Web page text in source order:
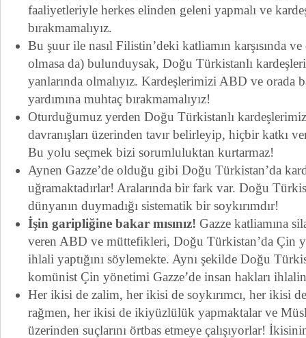
faaliyetleriyle herkes elinden geleni yapmalı ve
bırakmamalıyız.
Bu şuur ile nasıl Filistin’deki katliamın karşısında
olmasa da) bulunduysak, Doğu Türkistanlı
yanlarında olmalıyız. Kardeşlerimizi ABD ve orada
yardımına muhtaç bırakmamalıyız!
Oturduğumuz yerden Doğu Türkistanlı
davranışları üzerinden tavır belirleyip, hiçbir katkı
Bu yolu seçmek bizi sorumluluktan kurtarmaz!
Aynen Gazze’de olduğu gibi Doğu Türkistan’da
uğramaktadırlar! Aralarında bir fark var. Doğu
dünyanın duymadığı sistematik bir soykırımdır!
İşin garipliğine bakar mısınız! Gazze katliamına
veren ABD ve müttefikleri, Doğu Türkistan’da Çin
ihlali yaptığını söylemekte. Aynı şekilde Doğu
komünist Çin yönetimi Gazze’de insan hakları
Her ikisi de zalim, her ikisi de soykırımcı, her ikisi
rağmen, her ikisi de ikiyüzlülük yapmaktalar ve
üzerinden suçlarını örtbas etmeye çalışıyorlar!